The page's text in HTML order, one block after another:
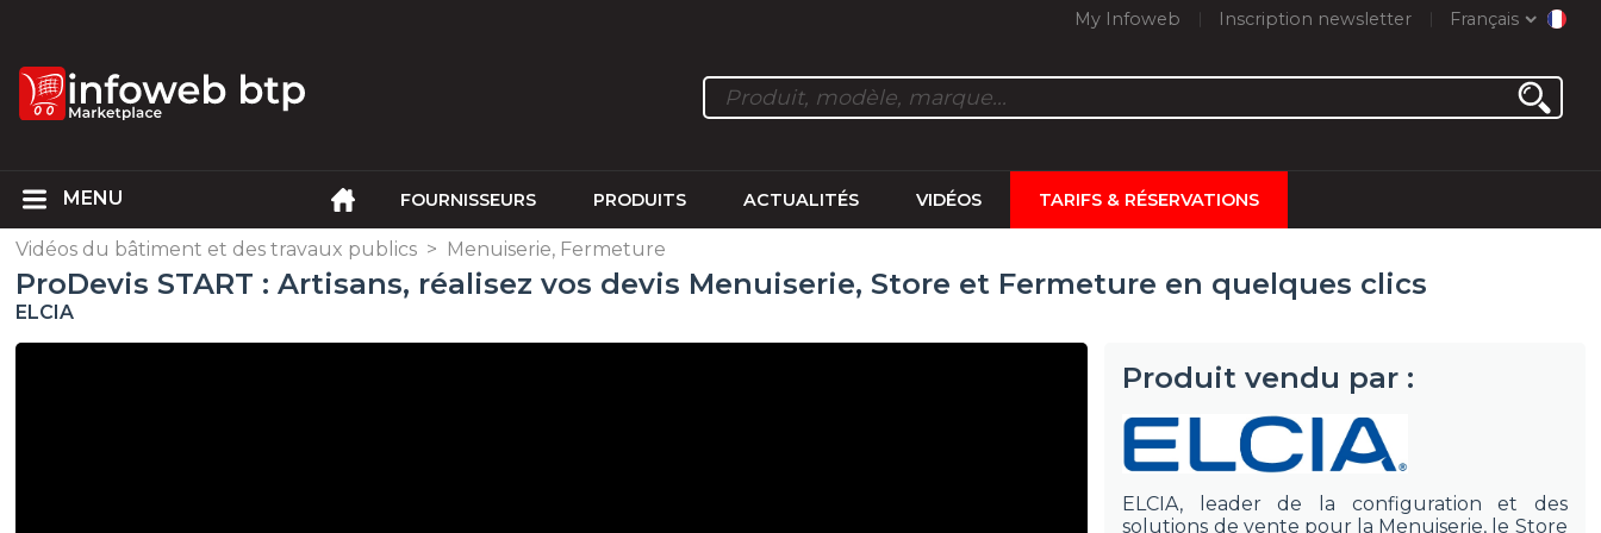
My Infoweb Inscription newsletter Français
FOURNISSEURS PRODUITS ACTUALITÉS VIDÉOS TARIFS & RÉSERVATIONS
Vidéos du bâtiment et des travaux publics > Menuiserie, Fermeture
ProDevis START : Artisans, réalisez vos devis Menuiserie, Store et Fermeture en quelques clics
ELCIA
Produit vendu par :
ELCIA, leader de la configuration et des
solutions de vente pour la Menuiserie, le Store